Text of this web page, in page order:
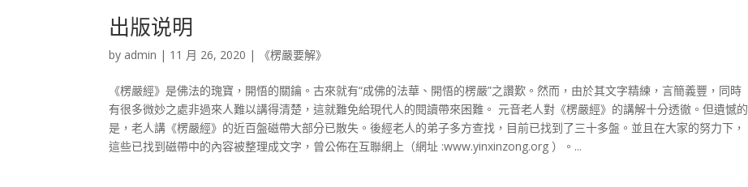
出版说明
by admin | 11 月 26, 2020 | 《楞嚴要解》
《楞嚴經》是佛法的瑰寶，開悟的關鑰。古來就有“成佛的法華、開悟的楞嚴”之讚歎。然而，由於其文字精練，言簡義豐，同時
有很多微妙之處非過來人難以講得清楚，這就難免給現代人的閱讀帶來困難。 元音老人對《楞嚴經》的講解十分透徹。但遺憾的
是，老人講《楞嚴經》的近百盤磁帶大部分已散失。後經老人的弟子多方查找，目前已找到了三十多盤。並且在大家的努力下，
這些已找到磁帶中的內容被整理成文字，曾公佈在互聯網上（網址 :www.yinxinzong.org ）。...